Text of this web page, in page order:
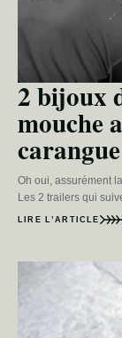
2 bijoux
mouche
carangue
Oh oui, assurément
Les 2 trailers qui
LIRE L’ARTICLE